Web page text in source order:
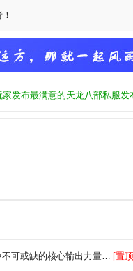
家发布最满意的天龙八部私服发
不可或缺的核心输出力量… [置